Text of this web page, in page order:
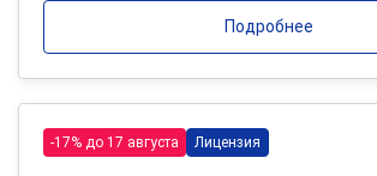
Подробнее
-17% до 17 августа Лицензия